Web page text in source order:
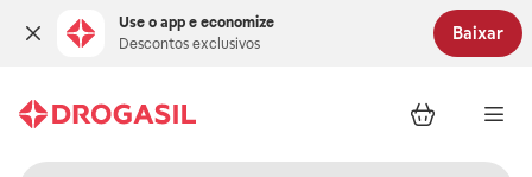
Use o app e economize
Descontos exclusivos
Baixar